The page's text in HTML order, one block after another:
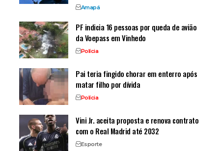
Amapá
PF indicia 16 pessoas por queda de avião
da Voepass em Vinhedo
Polícia
Pai teria fingido chorar em enterro após
matar filho por dívida
Polícia
Vini Jr. aceita proposta e renova contrato
com o Real Madrid até 2032
Esporte